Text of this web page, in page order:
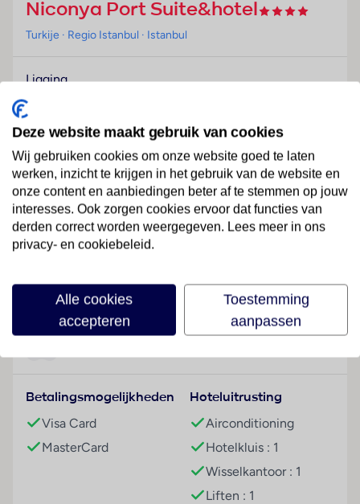
Niconya Port Suite&hotel
Turkije · Regio Istanbul · Istanbul
Ligging
Dit hotel begroet de gasten in Istanbul.
Hotelfaciliteiten
Het vriendelijke personeel aan de receptie is graag bij
alle vragen behulpzaam. Het verblijf is ingericht met
een bagagedepot, een kluis, een wisselkantoor en
een drankenautomaat. In de openbare ruimtes is Wi-
Fi verkrijgbaar. De tourdesk biedt ondersteuning bij
het boeken van excursies. Het hotel beschikt over
ook winkels. Buiten biedt een tuin extra ruimte voor
ontspanning en recreatie. Tot de overige
voorzieningen van het verblijf behoort een tv-ruimte.
parkeerplaatsen kosteloos. Tot de aangeboden
dienst, een transferservice, een 24-uurs
kamerservice, een wasservice, een muntwasserette
en een eigen shuttlebus. Gasten kunnen gratis van
communicatie en het zakendoen biedt het
Betalingsmogelijkheden
Visa Card
MasterCard
Hoteluitrusting
Airconditioning
Hotelkluis : 1
Wisselkantoor : 1
Liften : 1
Deze website maakt gebruik van cookies
Wij gebruiken cookies om onze website goed te laten
werken, inzicht te krijgen in het gebruik van de website en
onze content en aanbiedingen beter af te stemmen op jouw
interesses. Ook zorgen cookies ervoor dat functies van
derden correct worden weergegeven. Lees meer in ons
privacy- en cookiebeleid.
Alle cookies
accepteren
Toestemming
aanpassen